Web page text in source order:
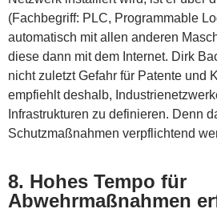
(Fachbegriff: PLC, Programmable
automatisch mit allen anderen
diese dann mit dem Internet. Dirk
nicht zuletzt Gefahr für Patente und
empfiehlt deshalb,
Infrastrukturen zu definieren. Denn
Schutzmaßnahmen verpflichtend
8. Hohes Tempo für
Abwehrmaßnahmen